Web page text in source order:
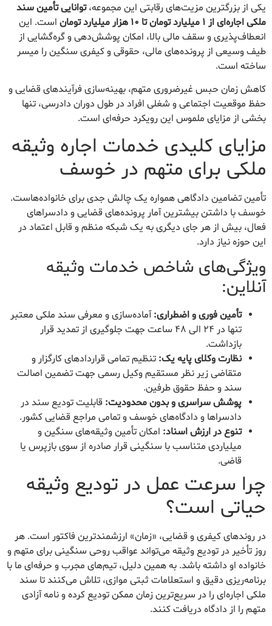
یکی از بزرگترین مزیت‌های رقابتی این مجموعه،توانایی تأمین سند
ملکی اجاره‌ای از ۱ میلیارد تومان تا ۱۰ هزار میلیارد تومان
است. این
انعطاف‌پذیری و سقف مالی بالا، امکان پوشش‌دهی و گره‌گشایی از
طیف وسیعی از پرونده‌های مالی، حقوقی و کیفری سنگین را میسر
ساخته است.
کاهش زمان حبس غیرضروری متهم، بهینه‌سازی فرآیندهای قضایی و
حفظ موقعیت اجتماعی و شغلی افراد در طول دوران دادرسی، تنها
بخشی از مزایای ملموس این رویکرد حرفه‌ای است.
مزایای کلیدی خدمات اجاره وثیقه
ملکی برای متهم در خوسف
تأمین تضامین دادگاهی همواره یک چالش جدی برای خانواده‌هاست.
خوسف با داشتن بیشترین آمار پرونده‌های قضایی و دادسراهای
فعال، بیش از هر جای دیگری به یک شبکه منظم و قابل اعتماد در
این حوزه نیاز دارد.
ویژگی‌های شاخص خدمات وثیقه
آنلاین:
تأمین فوری و اضطراری:آماده‌سازی و معرفی سند ملکی معتبر
تنها در ۲۴ الی ۴۸ ساعت جهت جلوگیری از تمدید قرار
بازداشت.
نظارت وکلای پایه یک: تنظیم تمامی قراردادهای کارگزار و
متقاضی زیر نظر مستقیم وکیل رسمی جهت تضمین اصالت
سند و حفظ حقوق طرفین.
پوشش سراسری و بدون محدودیت: قابلیت تودیع سند در
دادسراها و دادگاه‌های خوسف و تمامی مراجع قضایی کشور.
تنوع در ارزش اسناد: امکان تأمین وثیقه‌های سنگین و
میلیاردی متناسب با سنگینی قرار صادره از سوی بازپرس یا
قاضی.
چرا سرعت عمل در تودیع وثیقه
حیاتی است؟
در روندهای کیفری و قضایی، «زمان» ارزشمندترین فاکتور است. هر
روز تأخیر در تودیع وثیقه می‌تواند عواقب روحی سنگینی برای متهم و
خانواده او داشته باشد. به همین دلیل، تیم‌های مجرب و حرفه‌ای ما با
برنامه‌ریزی دقیق و استعلامات ثبتی موازی، تلاش می‌کنند تا سند
ملکی اجاره‌ای را در سریع‌ترین زمان ممکن تودیع کرده و نامه آزادی
متهم را از دادگاه دریافت کنند.